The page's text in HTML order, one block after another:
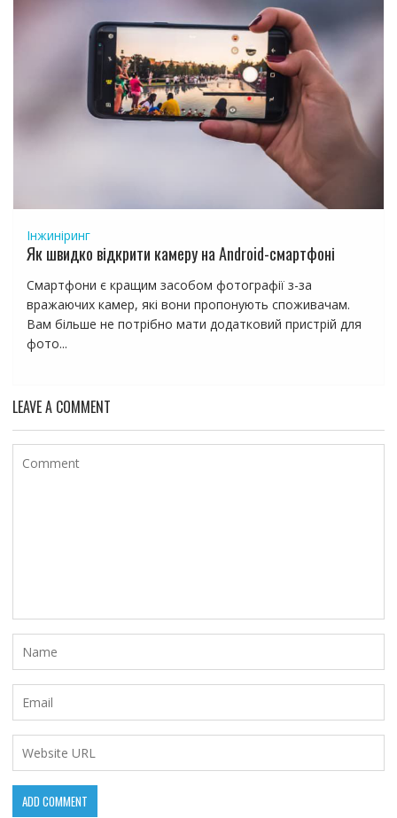
Інжиніринг
Як швидко відкрити камеру на Android-смартфоні
Смартфони є кращим засобом фотографії з-за
вражаючих камер, які вони пропонують споживачам.
Вам більше не потрібно мати додатковий пристрій для
фото...
LEAVE A COMMENT